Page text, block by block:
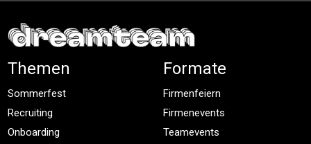
Themen
Sommerfest
Recruiting
Onboarding
Formate
Firmenfeiern
Firmenevents
Teamevents